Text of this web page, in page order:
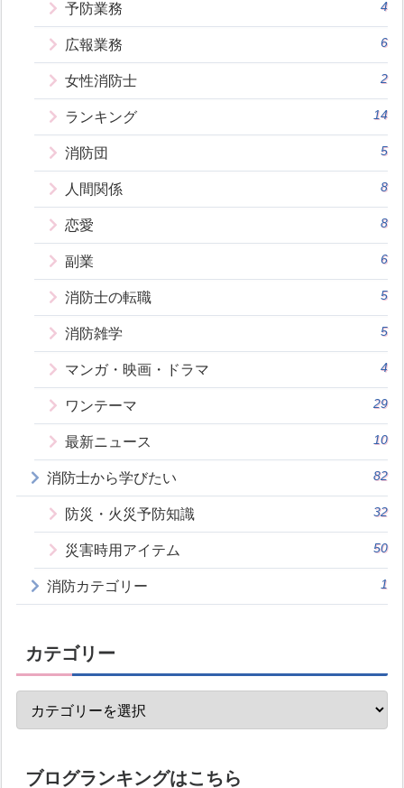
予防業務 4
広報業務 6
女性消防士 2
ランキング 14
消防団 5
人間関係 8
恋愛 8
副業 6
消防士の転職 5
消防雑学 5
マンガ・映画・ドラマ 4
ワンテーマ 29
最新ニュース 10
消防士から学びたい 82
防災・火災予防知識 32
災害時用アイテム 50
消防カテゴリー 1
カテゴリー
ブログランキングはこちら